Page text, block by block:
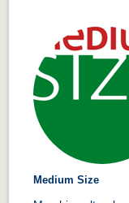
Medium Size